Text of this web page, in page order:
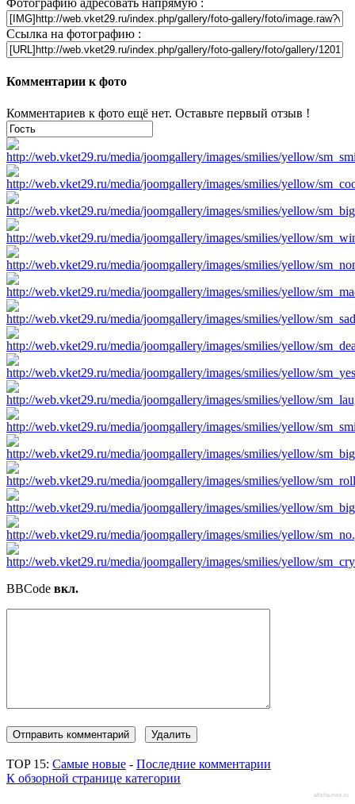
Фотографию адресовать напрямую :
Ссылка на фотографию :
Комментарии к фото
Комментариев к фото ещё нет. Оставьте первый отзыв !
BBCode вкл.
TOP 15: Самые новые - Последние комментарии
К обзорной странице категории
afisha-msk.ru